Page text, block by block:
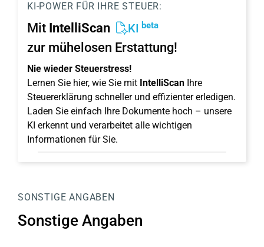
KI-POWER FÜR IHRE STEUER:
Mit IntelliScan KI beta
zur mühelosen Erstattung!
Nie wieder Steuerstress!
Lernen Sie hier, wie Sie mit IntelliScan Ihre
Steuererklärung schneller und effizienter erledigen.
Laden Sie einfach Ihre Dokumente hoch – unsere
KI erkennt und verarbeitet alle wichtigen
Informationen für Sie.
SONSTIGE ANGABEN
Sonstige Angaben